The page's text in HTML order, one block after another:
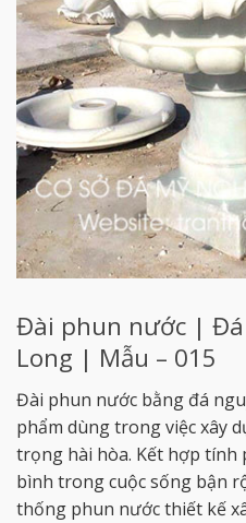
Đài phun nước | Đá
Long | Mẫu – 015
Đài phun nước bằng đá
phẩm dùng trong việc xây
trọng hài hòa. Kết hợp tính
bình trong cuộc sống bận
thống phun nước thiết kế